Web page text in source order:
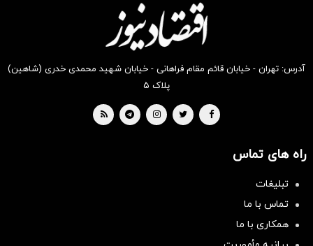
بخر!
بخر!
آدرس: تهران - خیابان قائم مقام فراهانی - خیابان شهید محمدی خدری (شاهین)
پلاک ۵
راه های تماس
تبلیغات
تماس با ما
همکاری با ما